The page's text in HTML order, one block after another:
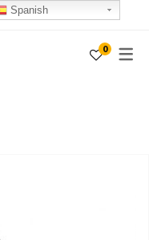
0
Spanish